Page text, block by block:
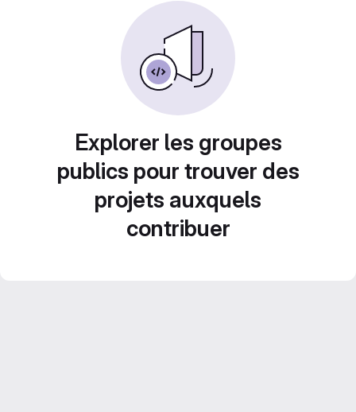
Explorer les groupes
publics pour trouver des
projets auxquels
contribuer